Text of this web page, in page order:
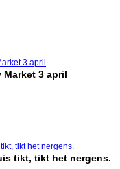
Market 3 april
tikt, tikt het nergens.